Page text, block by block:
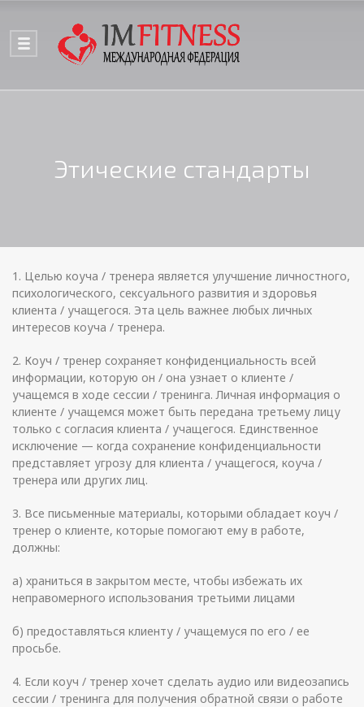
Этические стандарты
1. Целью коуча / тренера является улучшение личностного,
психологического, сексуального развития и здоровья
клиента / учащегося. Эта цель важнее любых личных
интересов коуча / тренера.
2. Коуч / тренер сохраняет конфиденциальность всей
информации, которую он / она узнает о клиенте /
учащемся в ходе сессии / тренинга. Личная информация о
клиенте / учащемся может быть передана третьему лицу
только с согласия клиента / учащегося. Единственное
исключение — когда сохранение конфиденциальности
представляет угрозу для клиента / учащегося, коуча /
тренера или других лиц.
3. Все письменные материалы, которыми обладает коуч /
тренер о клиенте, которые помогают ему в работе,
должны:
а) храниться в закрытом месте, чтобы избежать их
неправомерного использования третьими лицами
б) предоставляться клиенту / учащемуся по его / ее
просьбе.
4. Если коуч / тренер хочет сделать аудио или видеозапись
сессии / тренинга для получения обратной связи о работе